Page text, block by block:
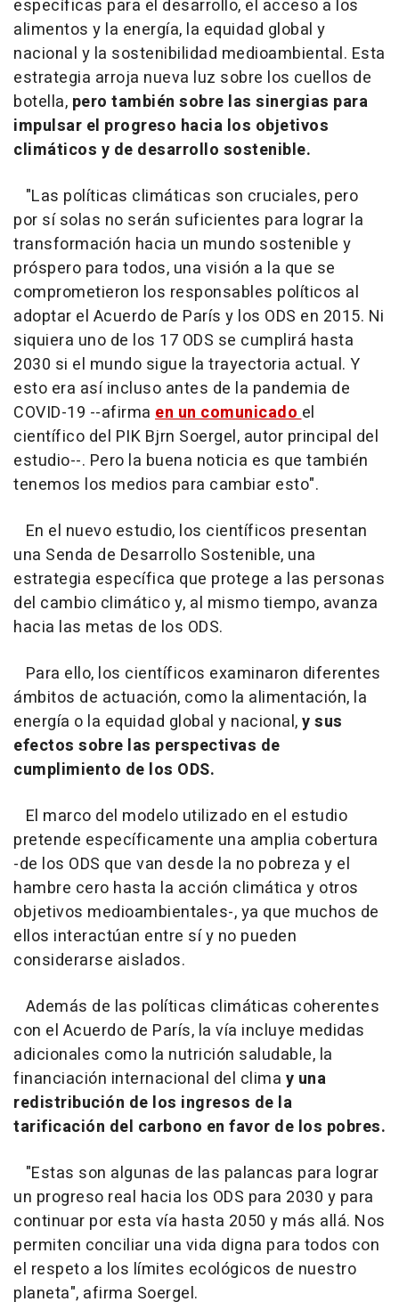
específicas para el desarrollo, el acceso a los
alimentos y la energía, la equidad global y
nacional y la sostenibilidad medioambiental. Esta
estrategia arroja nueva luz sobre los cuellos de
botella, pero también sobre las sinergias para
impulsar el progreso hacia los objetivos
climáticos y de desarrollo sostenible.
"Las políticas climáticas son cruciales, pero
por sí solas no serán suficientes para lograr la
transformación hacia un mundo sostenible y
próspero para todos, una visión a la que se
comprometieron los responsables políticos al
adoptar el Acuerdo de París y los ODS en 2015. Ni
siquiera uno de los 17 ODS se cumplirá hasta
2030 si el mundo sigue la trayectoria actual. Y
esto era así incluso antes de la pandemia de
COVID-19 --afirma en un comunicadoel
científico del PIK Bjrn Soergel, autor principal del
estudio--. Pero la buena noticia es que también
tenemos los medios para cambiar esto".
En el nuevo estudio, los científicos presentan
una Senda de Desarrollo Sostenible, una
estrategia específica que protege a las personas
del cambio climático y, al mismo tiempo, avanza
hacia las metas de los ODS.
Para ello, los científicos examinaron diferentes
ámbitos de actuación, como la alimentación, la
energía o la equidad global y nacional,y sus
efectos sobre las perspectivas de
cumplimiento de los ODS.
El marco del modelo utilizado en el estudio
pretende específicamente una amplia cobertura
-de los ODS que van desde la no pobreza y el
hambre cero hasta la acción climática y otros
objetivos medioambientales-, ya que muchos de
ellos interactúan entre sí y no pueden
considerarse aislados.
Además de las políticas climáticas coherentes
con el Acuerdo de París, la vía incluye medidas
adicionales como la nutrición saludable, la
financiación internacional del clima y una
redistribución de los ingresos de la
tarificación del carbono en favor de los pobres.
"Estas son algunas de las palancas para lograr
un progreso real hacia los ODS para 2030 y para
continuar por esta vía hasta 2050 y más allá. Nos
permiten conciliar una vida digna para todos con
el respeto a los límites ecológicos de nuestro
planeta", afirma Soergel.